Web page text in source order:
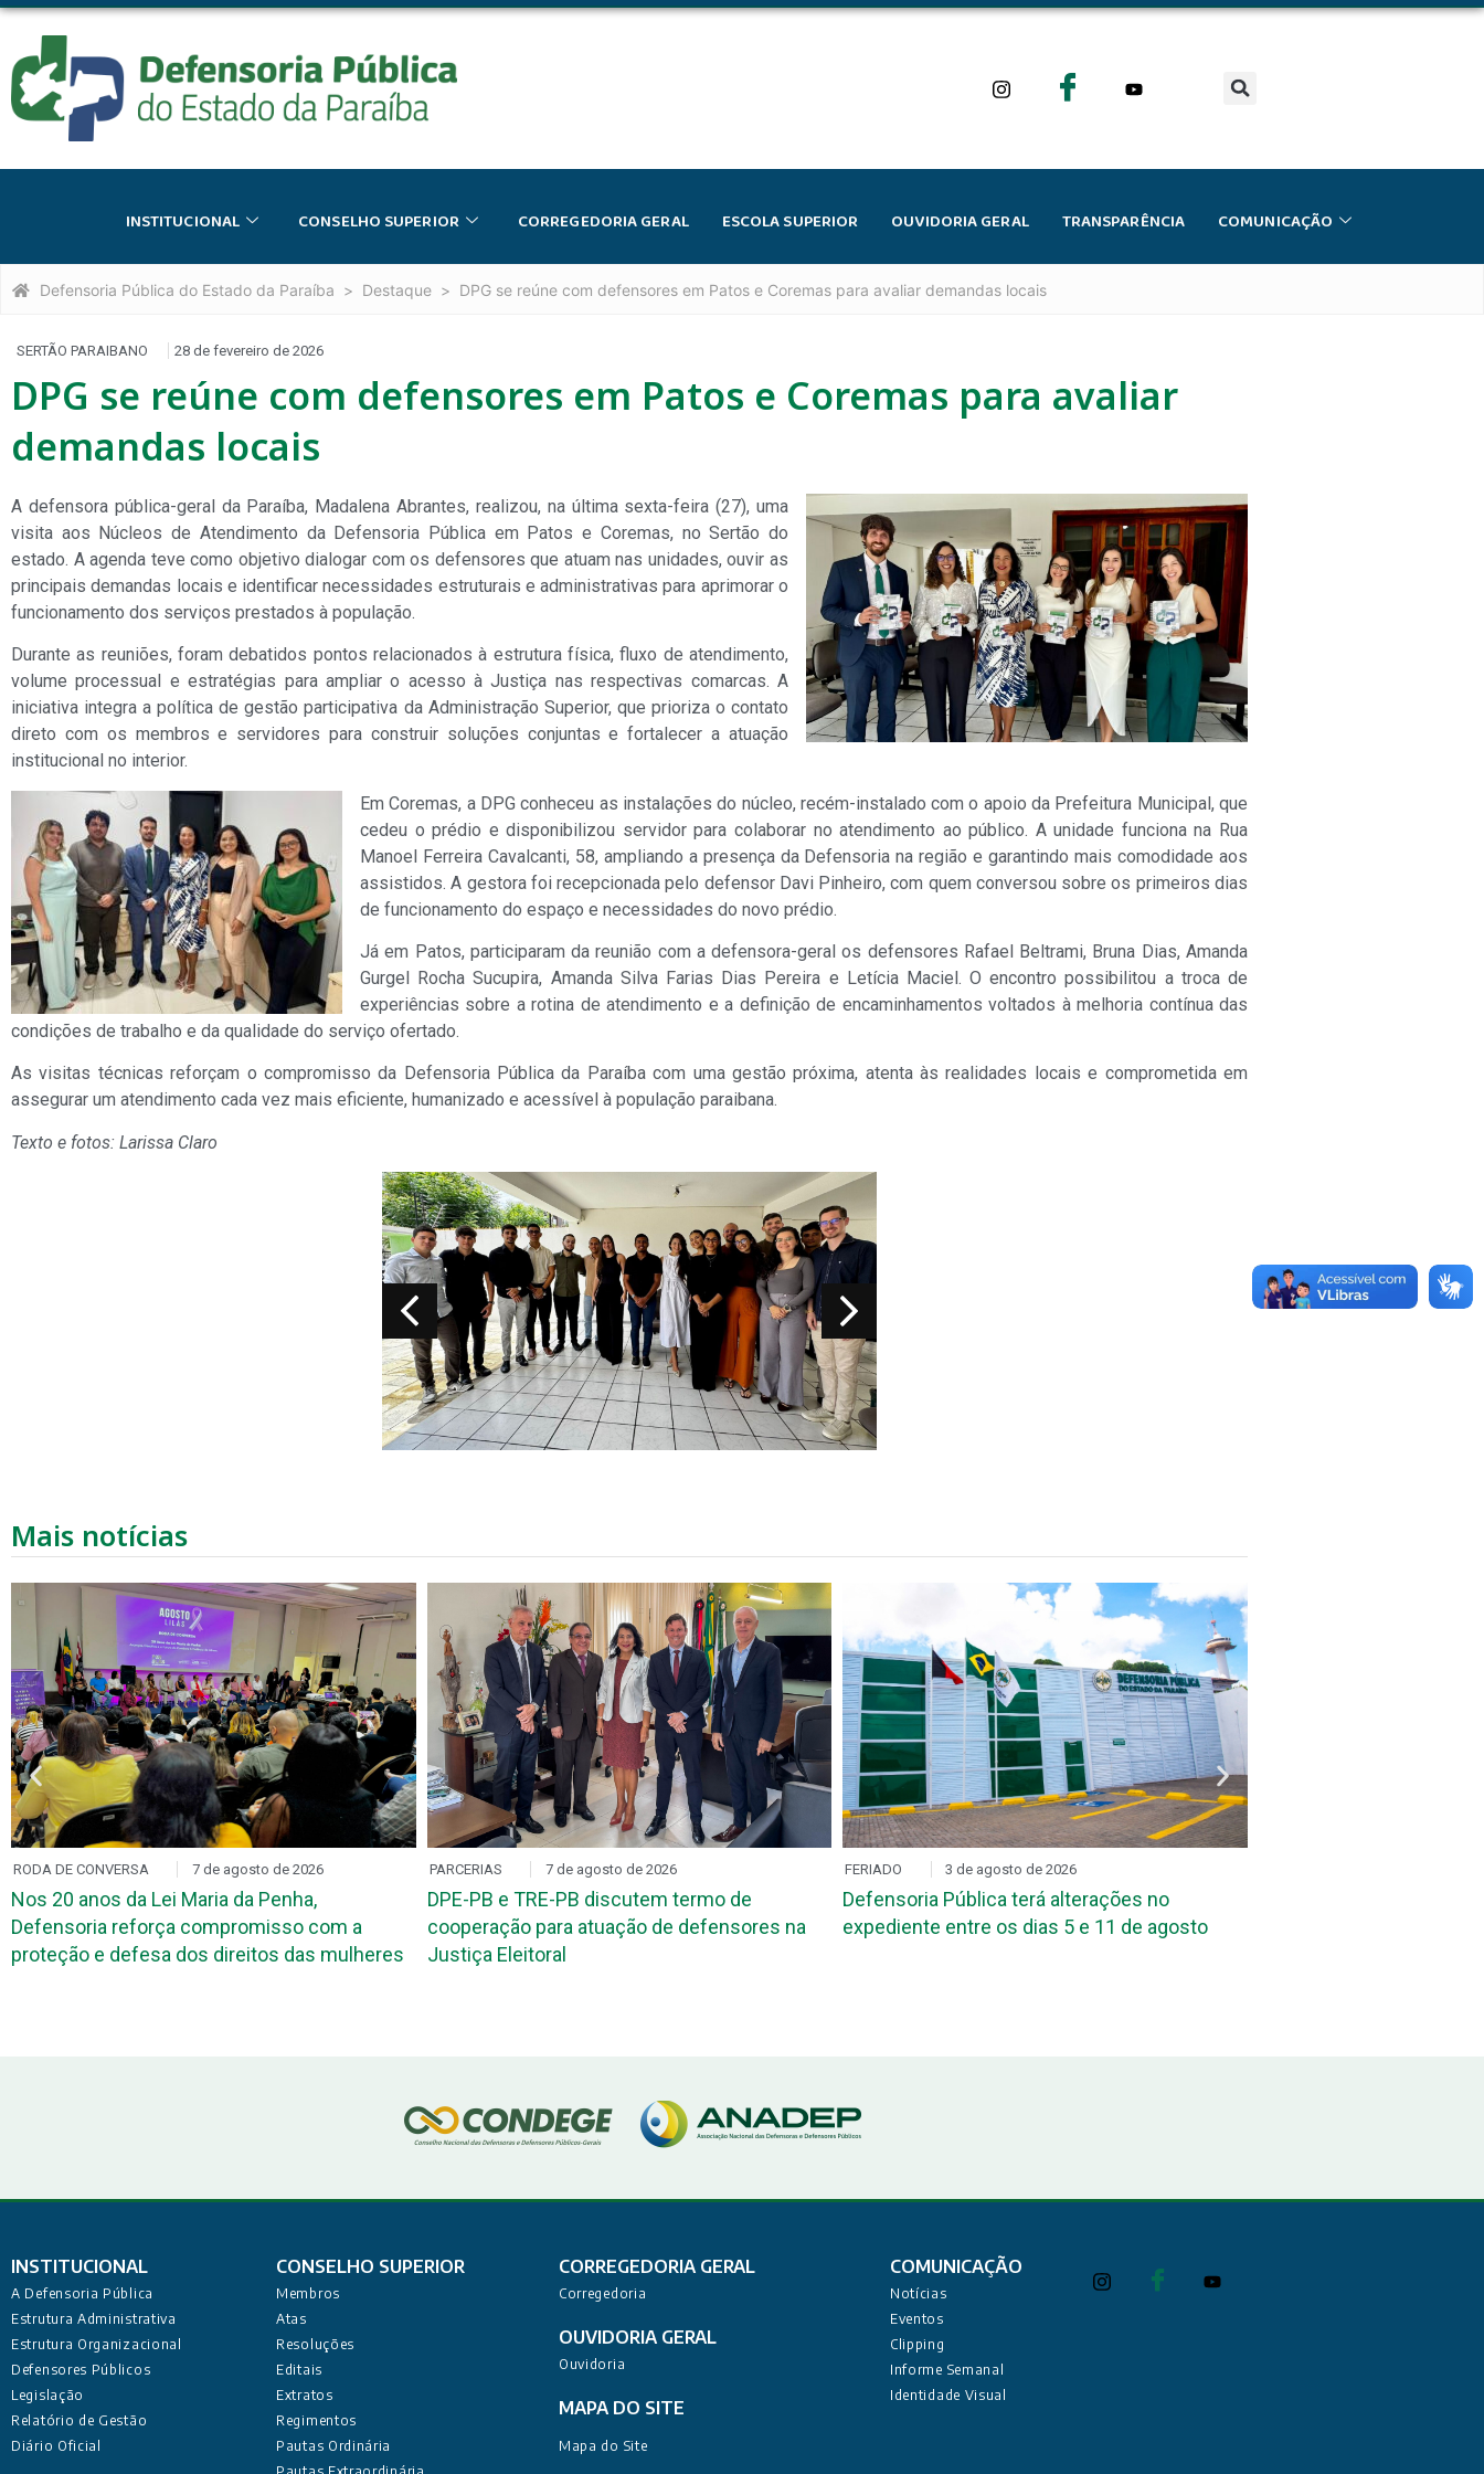
INSTITUCIONAL CONSELHO SUPERIOR CORREGEDORIA GERAL ESCOLA SUPERIOR OUVIDORIA GERAL TRANSPARÊNCIA COMUNICAÇÃO
Defensoria Pública do Estado da Paraíba Destaque DPG se reúne com defensores em Patos e Coremas para avaliar demandas locais
SERTÃO PARAIBANO 28 de fevereiro de 2026
DPG se reúne com defensores em Patos e Coremas para avaliar
demandas locais
A defensora pública-geral da Paraíba, Madalena Abrantes, realizou, na última sexta-feira (27), uma
visita aos Núcleos de Atendimento da Defensoria Pública em Patos e Coremas, no Sertão do
estado. A agenda teve como objetivo dialogar com os defensores que atuam nas unidades, ouvir as
principais demandas locais e identificar necessidades estruturais e administrativas para aprimorar o
funcionamento dos serviços prestados à população.
Durante as reuniões, foram debatidos pontos relacionados à estrutura física, fluxo de atendimento,
volume processual e estratégias para ampliar o acesso à Justiça nas respectivas comarcas. A
iniciativa integra a política de gestão participativa da Administração Superior, que prioriza o contato
direto com os membros e servidores para construir soluções conjuntas e fortalecer a atuação
institucional no interior.
Em Coremas, a DPG conheceu as instalações do núcleo, recém-instalado com o apoio da Prefeitura Municipal, que
cedeu o prédio e disponibilizou servidor para colaborar no atendimento ao público. A unidade funciona na Rua
Manoel Ferreira Cavalcanti, 58, ampliando a presença da Defensoria na região e garantindo mais comodidade aos
assistidos. A gestora foi recepcionada pelo defensor Davi Pinheiro, com quem conversou sobre os primeiros dias
de funcionamento do espaço e necessidades do novo prédio.
Já em Patos, participaram da reunião com a defensora-geral os defensores Rafael Beltrami, Bruna Dias, Amanda
Gurgel Rocha Sucupira, Amanda Silva Farias Dias Pereira e Letícia Maciel. O encontro possibilitou a troca de
experiências sobre a rotina de atendimento e a definição de encaminhamentos voltados à melhoria contínua das
condições de trabalho e da qualidade do serviço ofertado.
As visitas técnicas reforçam o compromisso da Defensoria Pública da Paraíba com uma gestão próxima, atenta às realidades locais e comprometida em
assegurar um atendimento cada vez mais eficiente, humanizado e acessível à população paraibana.
Texto e fotos: Larissa Claro
Mais notícias
RODA DE CONVERSA 7 de agosto de 2026
Nos 20 anos da Lei Maria da Penha,
Defensoria reforça compromisso com a
proteção e defesa dos direitos das mulheres
PARCERIAS 7 de agosto de 2026
DPE-PB e TRE-PB discutem termo de
cooperação para atuação de defensores na
Justiça Eleitoral
FERIADO 3 de agosto de 2026
Defensoria Pública terá alterações no
expediente entre os dias 5 e 11 de agosto
INSTITUCIONAL
A Defensoria Pública
Estrutura Administrativa
Estrutura Organizacional
Defensores Públicos
Legislação
Relatório de Gestão
Diário Oficial
CONSELHO SUPERIOR
Membros
Atas
Resoluções
Editais
Extratos
Regimentos
Pautas Ordinária
CORREGEDORIA GERAL
Corregedoria
OUVIDORIA GERAL
Ouvidoria
MAPA DO SITE
Mapa do Site
COMUNICAÇÃO
Notícias
Eventos
Clipping
Informe Semanal
Identidade Visual